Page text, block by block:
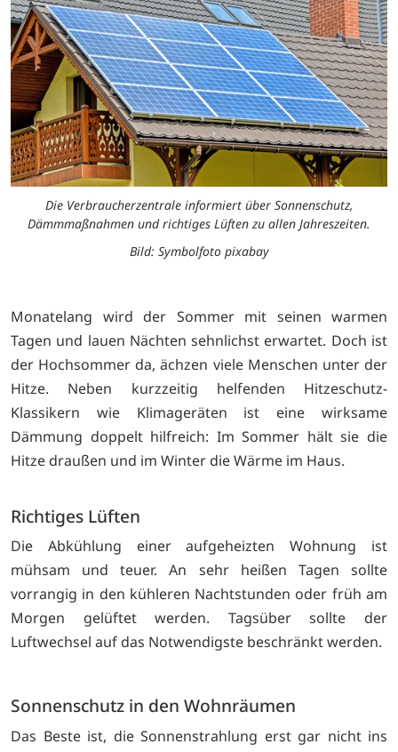
Die Verbraucherzentrale informiert über Sonnenschutz,
Dämmmaßnahmen und richtiges Lüften zu allen Jahreszeiten.
Bild: Symbolfoto pixabay
Monatelang wird der Sommer mit seinen warmen
Tagen und lauen Nächten sehnlichst erwartet. Doch ist
der Hochsommer da, ächzen viele Menschen unter der
Hitze. Neben kurzzeitig helfenden Hitzeschutz-
Klassikern wie Klimageräten ist eine wirksame
Dämmung doppelt hilfreich: Im Sommer hält sie die
Hitze draußen und im Winter die Wärme im Haus.
Richtiges Lüften
Die Abkühlung einer aufgeheizten Wohnung ist
mühsam und teuer. An sehr heißen Tagen sollte
vorrangig in den kühleren Nachtstunden oder früh am
Morgen gelüftet werden. Tagsüber sollte der
Luftwechsel auf das Notwendigste beschränkt werden.
Sonnenschutz in den Wohnräumen
Das Beste ist, die Sonnenstrahlung erst gar nicht ins